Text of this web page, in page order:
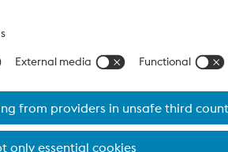
do detector de posição final EPD
custos do ciclo de vida. Devido a um
um espaço máximo entre o trilho e o